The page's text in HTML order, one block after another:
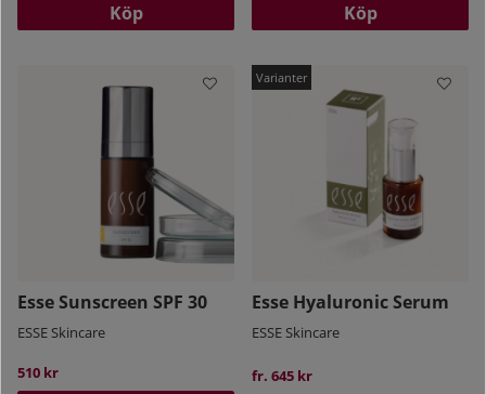
Köp Köp
Esse Sunscreen SPF 30
ESSE Skincare
510 kr
Esse Hyaluronic Serum
ESSE Skincare
fr. 645 kr